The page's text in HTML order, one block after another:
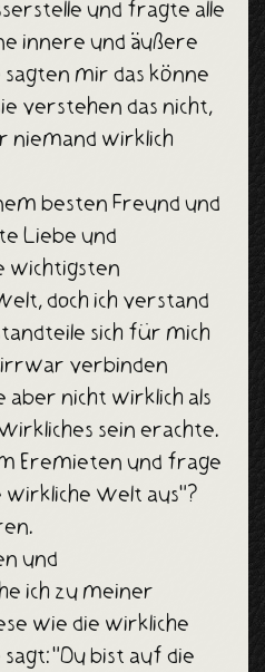
und fragte alle
innere und äußere
sagten mir das könne
verstehen das nicht,
niemand wirklich
besten Freund und
Liebe und
wichtigsten
doch ich verstand
sich für mich
verbinden
aber nicht wirklich als
sein erachte.
Eremieten und frage
wirkliche Welt aus"?
und
ich zu meiner
wie die wirkliche
"Du bist auf die